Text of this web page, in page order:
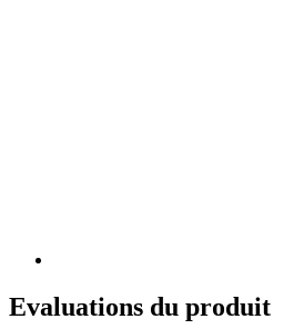
Evaluations du produit